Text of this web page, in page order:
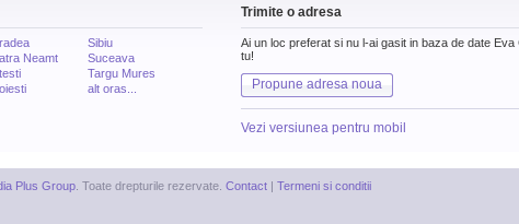
Neamt
Sibiu
Suceava
Targu Mures
alt oras...
Trimite o adresa
Ai un loc preferat si nu l-ai gasit in baza de date Eva
tu!
Propune adresa noua
Vezi versiunea pentru mobil
Plus Group . Toate drepturile rezervate. Contact | Termeni si conditii